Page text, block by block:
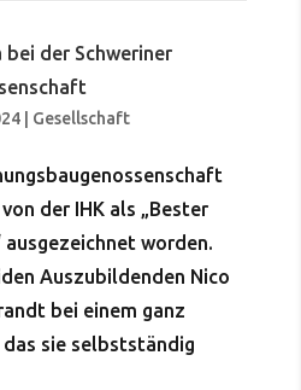
der Schweriner
| Gesellschaft
der IHK als „Bester
worden.
Auszubildenden Nico
bei einem ganz
sie selbstständig